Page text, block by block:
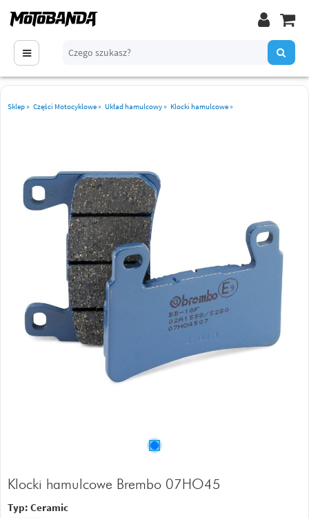
Sklep» Części Motocyklowe» Układ hamulcowy» Klocki hamulcowe»
Klocki hamulcowe Brembo 07HO45
Typ: Ceramic